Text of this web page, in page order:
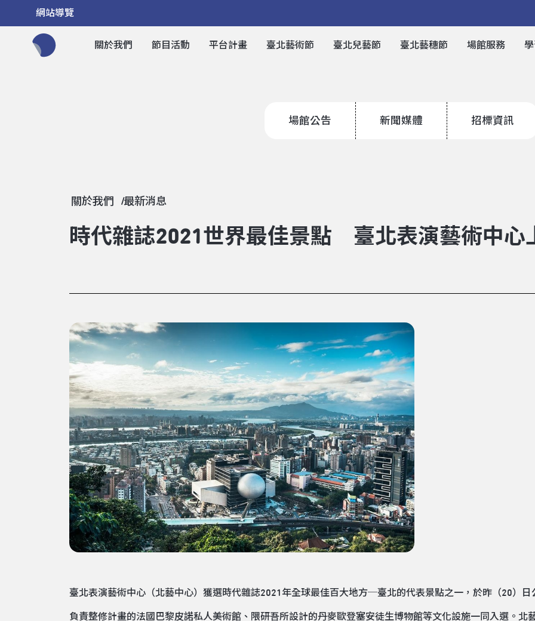
網站導覽
關於我們 節目活動 平台計畫 臺北藝術節 臺北兒藝節 臺北藝穗節 場館服務
場館公告 新聞媒體 招標資訊
關於我們 最新消息
時代雜誌2021世界最佳景點 臺北表演藝術中心
臺北表演藝術中心（北藝中心）獲選時代雜誌2021年全球最佳百大地方─臺北的代表景點之一，於昨（20）
負責整修計畫的法國巴黎皮諾私人美術館、隈研吾所設計的丹麥歐登塞安徒生博物館等文化設施一同入選。北